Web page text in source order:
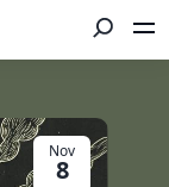
Nov
8